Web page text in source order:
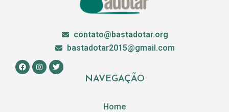
contato@bastadotar.org
bastadotar2015@gmail.com
NAVEGAÇÃO
Home